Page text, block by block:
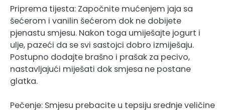
Priprema tijesta: Započnite mućenjem jaja sa
šećerom i vanilin šećerom dok ne dobijete
pjenastu smjesu. Nakon toga umiješajte jogurt i
ulje, pazeći da se svi sastojci dobro izmiješaju.
Postupno dodajte brašno i prašak za pecivo,
nastavljajući miješati dok smjesa ne postane
glatka.
Pečenje: Smjesu prebacite u tepsiju srednje veličine